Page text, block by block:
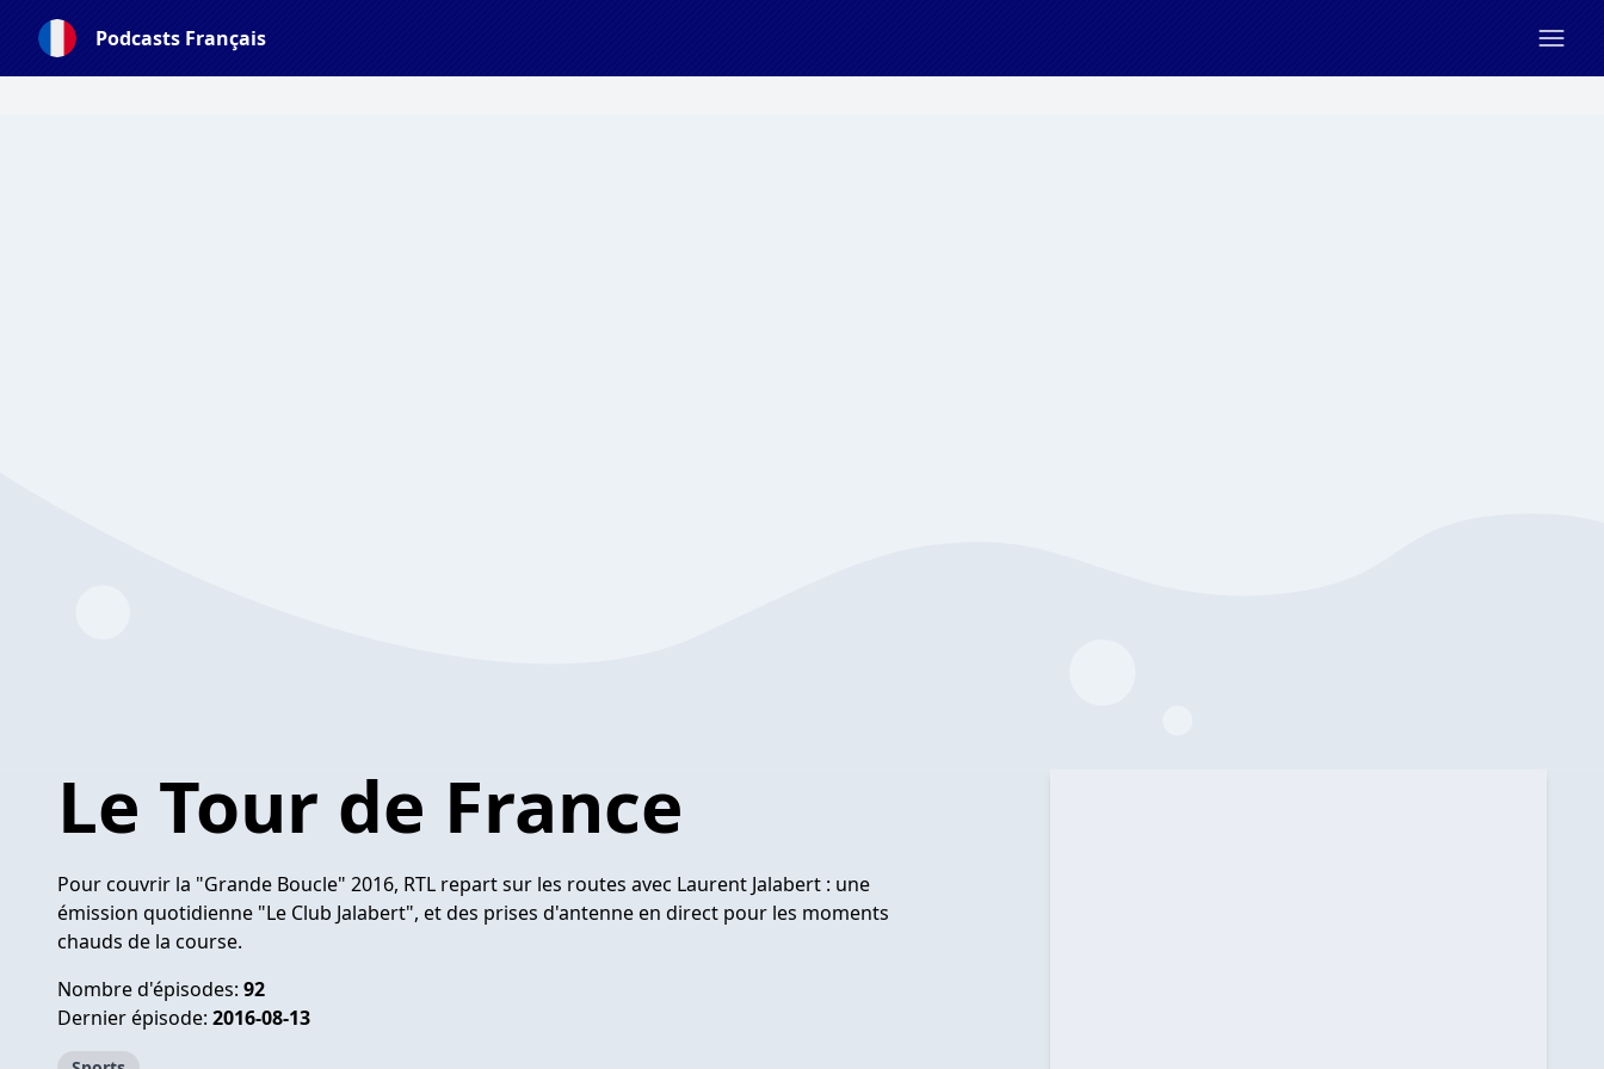
Podcasts Français
Le Tour de France
Pour couvrir la "Grande Boucle" 2016, RTL repart sur les routes avec Laurent Jalabert : une
émission quotidienne "Le Club Jalabert", et des prises d'antenne en direct pour les moments
chauds de la course.
Nombre d'épisodes: 92
Dernier épisode: 2016-08-13